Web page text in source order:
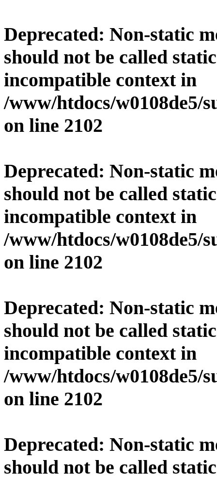
Deprecated: Non-static
should not be called
incompatible context in
/www/htdocs/w0108de5/
on line 2102
Deprecated: Non-static
should not be called
incompatible context in
/www/htdocs/w0108de5/
on line 2102
Deprecated: Non-static
should not be called
incompatible context in
/www/htdocs/w0108de5/
on line 2102
Deprecated: Non-static
should not be called